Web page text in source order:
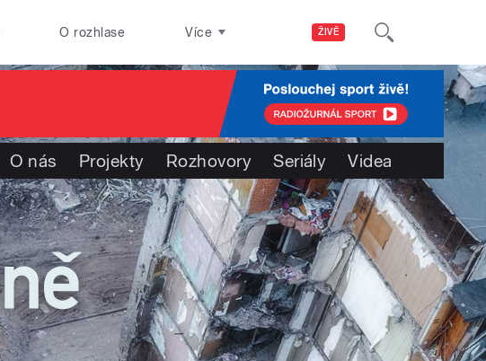
ŽIVĚ
O rozhlase Více
O nás Projekty Rozhovory Seriály Videa